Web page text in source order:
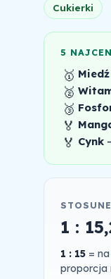
Cukierki
5
🥇 Miedź
🥈
🥉
🏅
🏅 Cynk
1 :
1 : 15= na
proporcja